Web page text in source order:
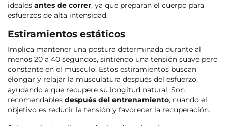
ideales antes de correr, ya que preparan el cuerpo para
esfuerzos de alta intensidad.
Estiramientos estáticos
Implica mantener una postura determinada durante al
menos 20 a 40 segundos, sintiendo una tensión suave pero
constante en el músculo. Estos estiramientos buscan
elongar y relajar la musculatura después del esfuerzo,
ayudando a que recupere su longitud natural. Son
recomendables después del entrenamiento, cuando el
objetivo es reducir la tensión y favorecer la recuperación.